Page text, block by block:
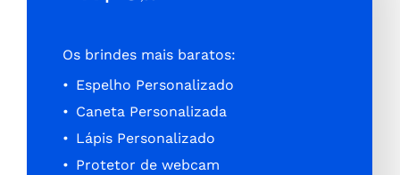
Os brindes mais baratos:
Espelho Personalizado
Caneta Personalizada
Lápis Personalizado
Protetor de webcam